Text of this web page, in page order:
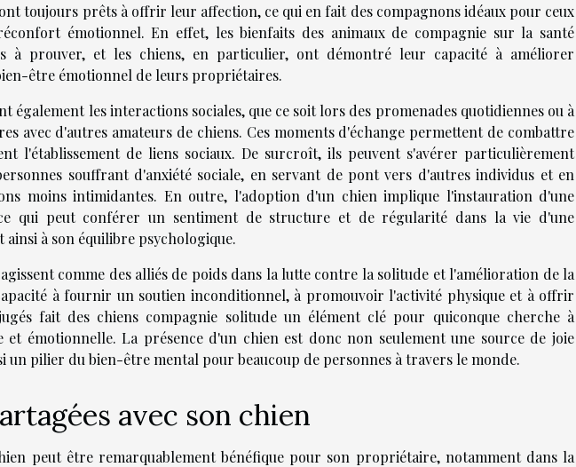
toujours prêts à offrir leur affection, ce qui en fait des compagnons idéaux pour ceux
émotionnel. En effet, les bienfaits des animaux de compagnie sur la santé
à prouver, et les chiens, en particulier, ont démontré leur capacité à améliorer
être émotionnel de leurs propriétaires.
également les interactions sociales, que ce soit lors des promenades quotidiennes ou à
avec d'autres amateurs de chiens. Ces moments d'échange permettent de combattre
l'établissement de liens sociaux. De surcroît, ils peuvent s'avérer particulièrement
souffrant d'anxiété sociale, en servant de pont vers d'autres individus et en
moins intimidantes. En outre, l'adoption d'un chien implique l'instauration d'une
qui peut conférer un sentiment de structure et de régularité dans la vie d'une
à son équilibre psychologique.
comme des alliés de poids dans la lutte contre la solitude et l'amélioration de la
à fournir un soutien inconditionnel, à promouvoir l'activité physique et à offrir
fait des chiens compagnie solitude un élément clé pour quiconque cherche à
et émotionnelle. La présence d'un chien est donc non seulement une source de joie
un pilier du bien-être mental pour beaucoup de personnes à travers le monde.
avec son chien
peut être remarquablement bénéfique pour son propriétaire, notamment dans la